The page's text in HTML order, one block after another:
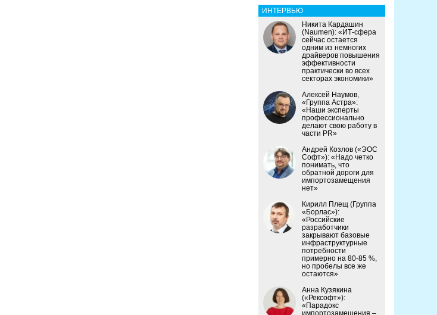
ИНТЕРВЬЮ
Никита Кардашин
(Naumen): «ИТ-сфера
сейчас остается
одним из немногих
драйверов повышения
эффективности
практически во всех
секторах экономики»
Алексей Наумов,
«Группа Астра»:
«Наши эксперты
профессионально
делают свою работу в
части PR»
Андрей Козлов («ЭОС
Софт»): «Надо четко
понимать, что
обратной дороги для
импортозамещения
нет»
Кирилл Плещ (Группа
«Борлас»):
«Российские
разработчики
закрывают базовые
инфраструктурные
потребности
примерно на 80-85 %,
но пробелы все же
остаются»
Анна Кузякина
(«Рексофт»):
«Парадокс